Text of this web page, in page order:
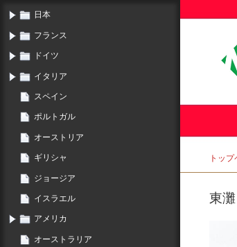
日本
フランス
ドイツ
イタリア
スペイン
ポルトガル
オーストリア
ギリシャ
ジョージア
イスラエル
アメリカ
オーストラリア
トッ
東